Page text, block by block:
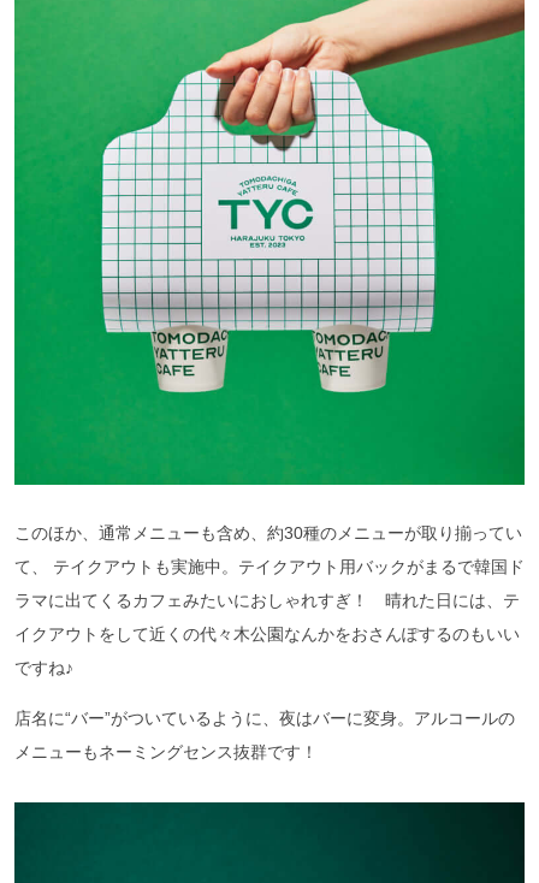
このほか、通常メニューも含め、約30種のメニューが取り揃ってい
て、 テイクアウトも実施中。テイクアウト用バックがまるで韓国ド
ラマに出てくるカフェみたいにおしゃれすぎ！ 晴れた日には、テ
イクアウトをして近くの代々木公園なんかをおさんぽするのもいい
ですね♪
店名に“バー”がついているように、夜はバーに変身。アルコールの
メニューもネーミングセンス抜群です！